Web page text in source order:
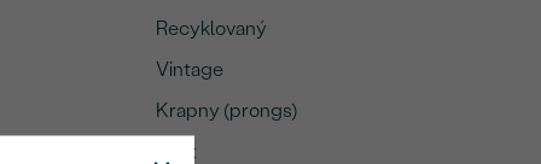
Recyklovaný
Vintage
Krapny (prongs)
0.1 ct